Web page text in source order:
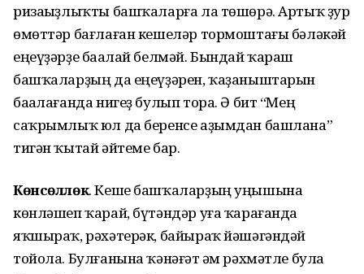
ризаһыҙлыҡты башҡаларға ла төшөрә. Артыҡ ҙур
өмөттәр бағлаған кешеләр тормоштағы бәләкәй
еңеүҙәрҙе баһалай белмәй. Бындай ҡараш
башҡаларҙың да еңеүҙәрен, ҡаҙаныштарын
баһалағанда нигеҙ булып тора. Ә бит “Мең
саҡрымлыҡ юл да беренсе аҙымдан башлана”
тигән ҡытай әйтеме бар.
Көнсөллөк. Кеше башҡаларҙың уңышына
көнләшеп ҡарай, бүтәндәр уға ҡарағанда
яҡшыраҡ, рәхәтерәк, байыраҡ йәшәгәндәй
тойола. Булғанына ҡәнәғәт һәм рәхмәтле була